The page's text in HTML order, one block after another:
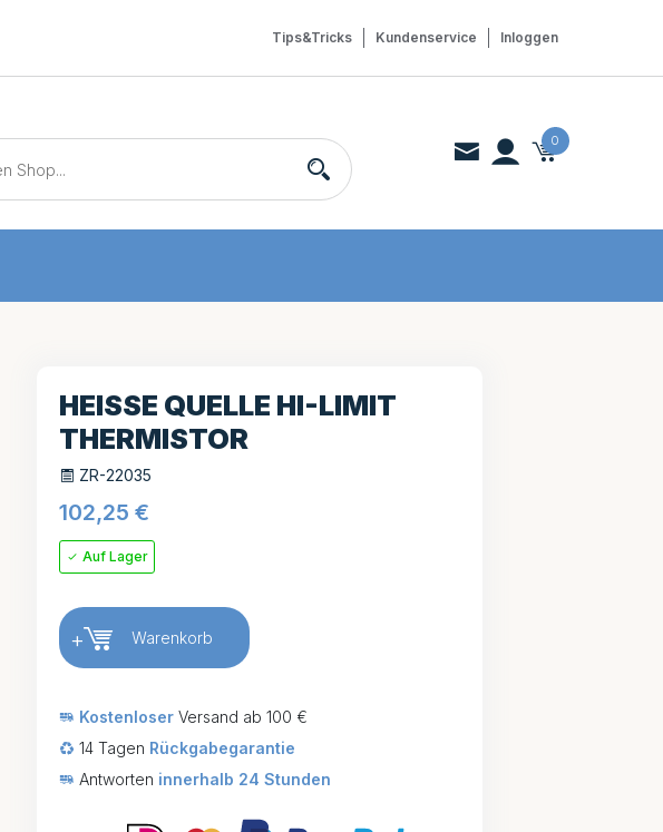
Inloggen
Kundenservice
Tips&Tricks
0
HEISSE QUELLE HI-LIMIT T
HERMISTOR
ZR-22035
102,25€
Auf Lager
+ Warenkorb
Kostenloser Versand ab 100 €
14 Tagen Rückgabegarantie
Antworten innerhalb 24 Stunden